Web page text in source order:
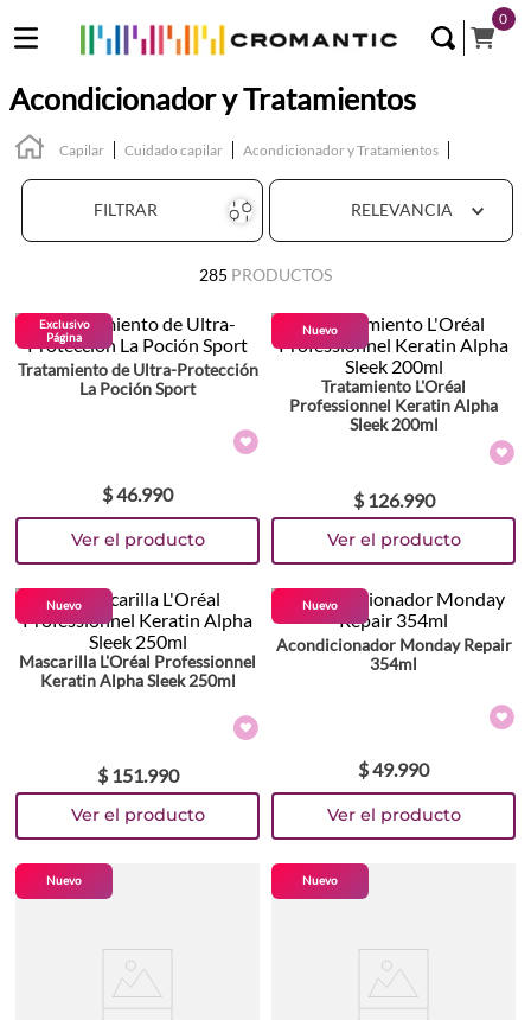
0
Acondicionador y Tratamientos
Capilar Cuidado capilar Acondicionador y Tratamientos
FILTRAR RELEVANCIA
285 PRODUCTOS
Exclusivo
Página
Tratamiento de Ultra-Protección
La Poción Sport
$46.990
Nuevo
Tratamiento L'Oréal
Professionnel Keratin Alpha
Sleek 200ml
$ 126.990
Nuevo
Mascarilla L'Oréal Professionnel
Keratin Alpha Sleek 250ml
$ 151.990
Nuevo
Acondicionador Monday Repair
354ml
$49.990
Nuevo Nuevo